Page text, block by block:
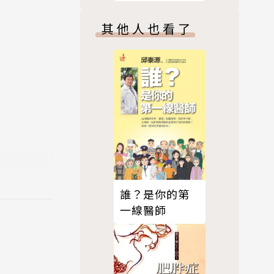
其他人也看了
誰？是你的第
一線醫師